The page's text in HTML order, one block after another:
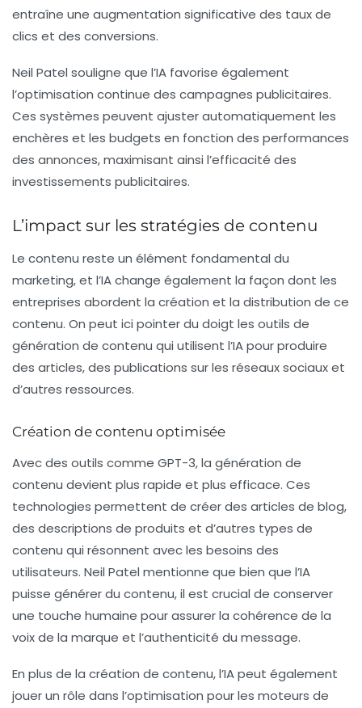
entraîne une augmentation significative des taux de
clics et des conversions.
Neil Patel souligne que l’IA favorise également
l’optimisation continue des campagnes publicitaires.
Ces systèmes peuvent ajuster automatiquement les
enchères et les budgets en fonction des performances
des annonces, maximisant ainsi l’efficacité des
investissements publicitaires.
L’impact sur les stratégies de contenu
Le contenu reste un élément fondamental du
marketing, et l’IA change également la façon dont les
entreprises abordent la création et la distribution de ce
contenu. On peut ici pointer du doigt les outils de
génération de contenu qui utilisent l’IA pour produire
des articles, des publications sur les réseaux sociaux et
d’autres ressources.
Création de contenu optimisée
Avec des outils comme GPT-3, la génération de
contenu devient plus rapide et plus efficace. Ces
technologies permettent de créer des articles de blog,
des descriptions de produits et d’autres types de
contenu qui résonnent avec les besoins des
utilisateurs. Neil Patel mentionne que bien que l’IA
puisse générer du contenu, il est crucial de conserver
une touche humaine pour assurer la cohérence de la
voix de la marque et l’authenticité du message.
En plus de la création de contenu, l’IA peut également
jouer un rôle dans l’optimisation pour les moteurs de